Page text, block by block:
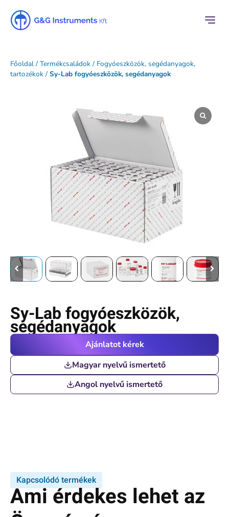
Főoldal/ Termékcsaládok/ Fogyóeszközök, segédanyagok,
tartozékok/ Sy-Lab fogyóeszközök, segédanyagok
Sy-Lab fogyóeszközök,
segédanyagok
Ajánlatot kérek
Magyar nyelvű ismertető
Angol nyelvű ismertető
Kapcsolódó termékek
Ami érdekes lehet az